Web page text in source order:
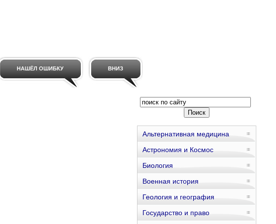
НАШЁЛ ОШИБКУ ВНИЗ
Альтернативная медицина
Астрономия и Космос
Биология
Военная история
Геология и география
Государство и право